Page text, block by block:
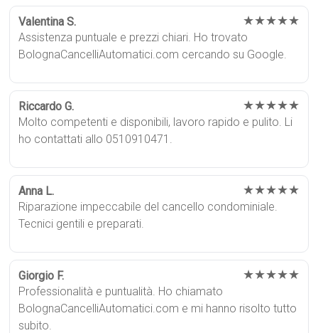
Valentina S. ★★★★★
Assistenza puntuale e prezzi chiari. Ho trovato
BolognaCancelliAutomatici.com cercando su Google.
Riccardo G. ★★★★★
Molto competenti e disponibili, lavoro rapido e pulito. Li
ho contattati allo 0510910471.
Anna L. ★★★★★
Riparazione impeccabile del cancello condominiale.
Tecnici gentili e preparati.
Giorgio F. ★★★★★
Professionalità e puntualità. Ho chiamato
BolognaCancelliAutomatici.com e mi hanno risolto tutto
subito.